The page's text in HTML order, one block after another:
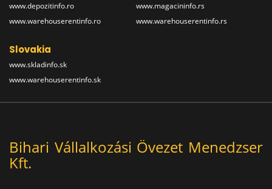
www.depozitinfo.ro
www.warehouserentinfo.ro
www.magacininfo.rs
www.warehouserentinfo.rs
Slovakia
www.skladinfo.sk
www.warehouserentinfo.sk
Bihari Vállalkozási Övezet Menedzser
Kft.